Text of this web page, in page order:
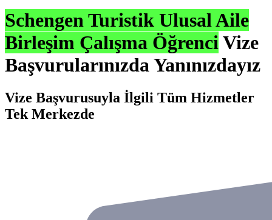
Schengen Turistik UlusalAile
Birleşim Çalışma Öğrenci Vize
Başvurularınızda Yanınızdayız
Vize Başvurusuyla İlgili Tüm Hizmetler
Tek Merkezde